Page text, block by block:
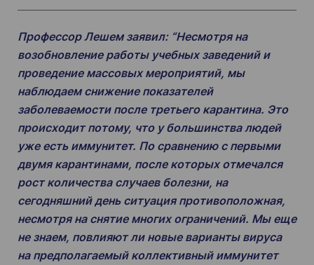
Профессор Лешем заявил: “Несмотря на
возобновление работы учебных заведений и
проведение массовых мероприятий, мы
наблюдаем снижение показателей
заболеваемости после третьего карантина. Это
происходит потому, что у большинства людей
уже есть иммунитет. По сравнению с первыми
двумя карантинами, после которых отмечался
рост количества случаев болезни, на
сегодняшний день ситуация противоположная,
несмотря на снятие многих ограничений. Мы еще
не знаем, повлияют ли новые варианты вируса
на предполагаемый коллективный иммунитет